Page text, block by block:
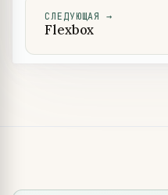
СЛЕДУЮЩАЯ →
Flexbox